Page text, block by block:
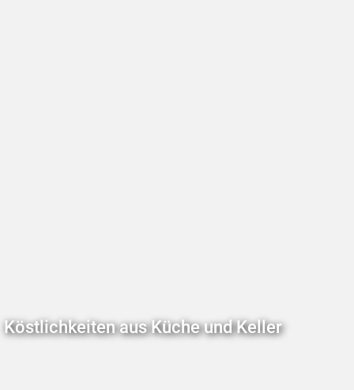
Köstlichkeiten aus Küche und Keller